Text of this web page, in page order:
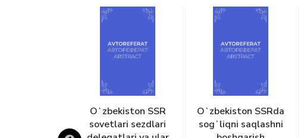
Oʻzbekiston SSR
sovetlari sezdlari
Oʻzbekiston SSRda
sogʻliqni saqlashni